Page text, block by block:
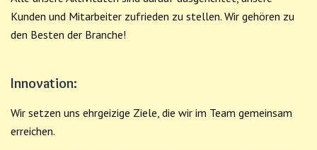
Kunden und Mitarbeiter zufrieden zu stellen. Wir gehören zu
den Besten der Branche!
Innovation:
Wir setzen uns ehrgeizige Ziele, die wir im Team gemeinsam
erreichen.